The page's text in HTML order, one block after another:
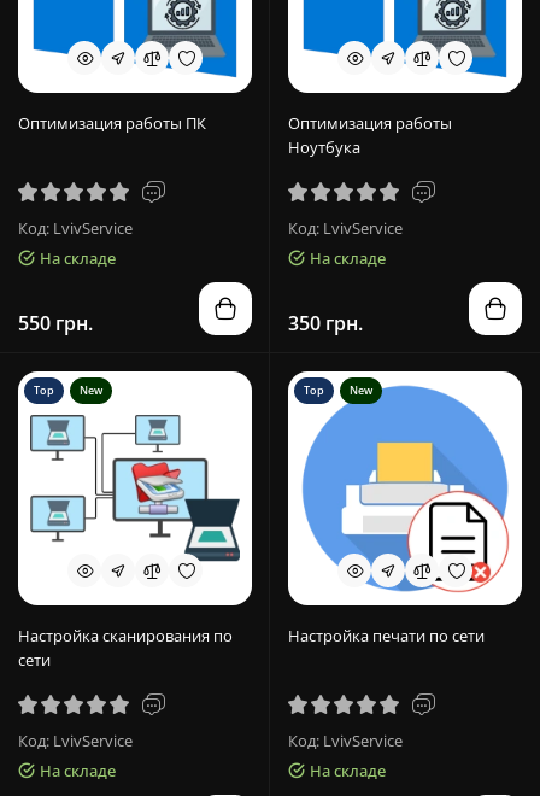
Оптимизация работы ПК
Код: LvivService
На складе
550 грн.
Оптимизация работы
Ноутбука
Код: LvivService
На складе
350 грн.
Top New
Настройка сканирования по
сети
Код: LvivService
На складе
Top New
Настройка печати по сети
Код: LvivService
На складе